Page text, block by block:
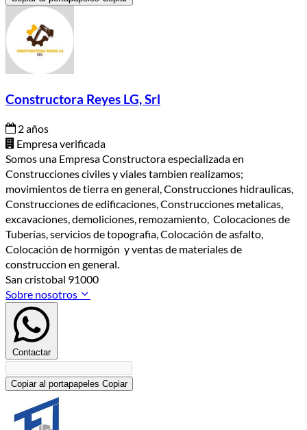
Constructora Reyes LG, Srl
2 años
Empresa verificada
Somos una Empresa Constructora especializada en
Construcciones civiles y viales tambien realizamos;
movimientos de tierra en general, Construcciones hidraulicas,
Construcciones de edificaciones, Construcciones metalicas,
excavaciones, demoliciones, remozamiento, Colocaciones de
Tuberías, servicios de topografia, Colocación de asfalto,
Colocación de hormigón y ventas de materiales de
construccion en general.
San cristobal 91000
Sobre nosotros
Contactar
Copiar al portapapeles Copiar